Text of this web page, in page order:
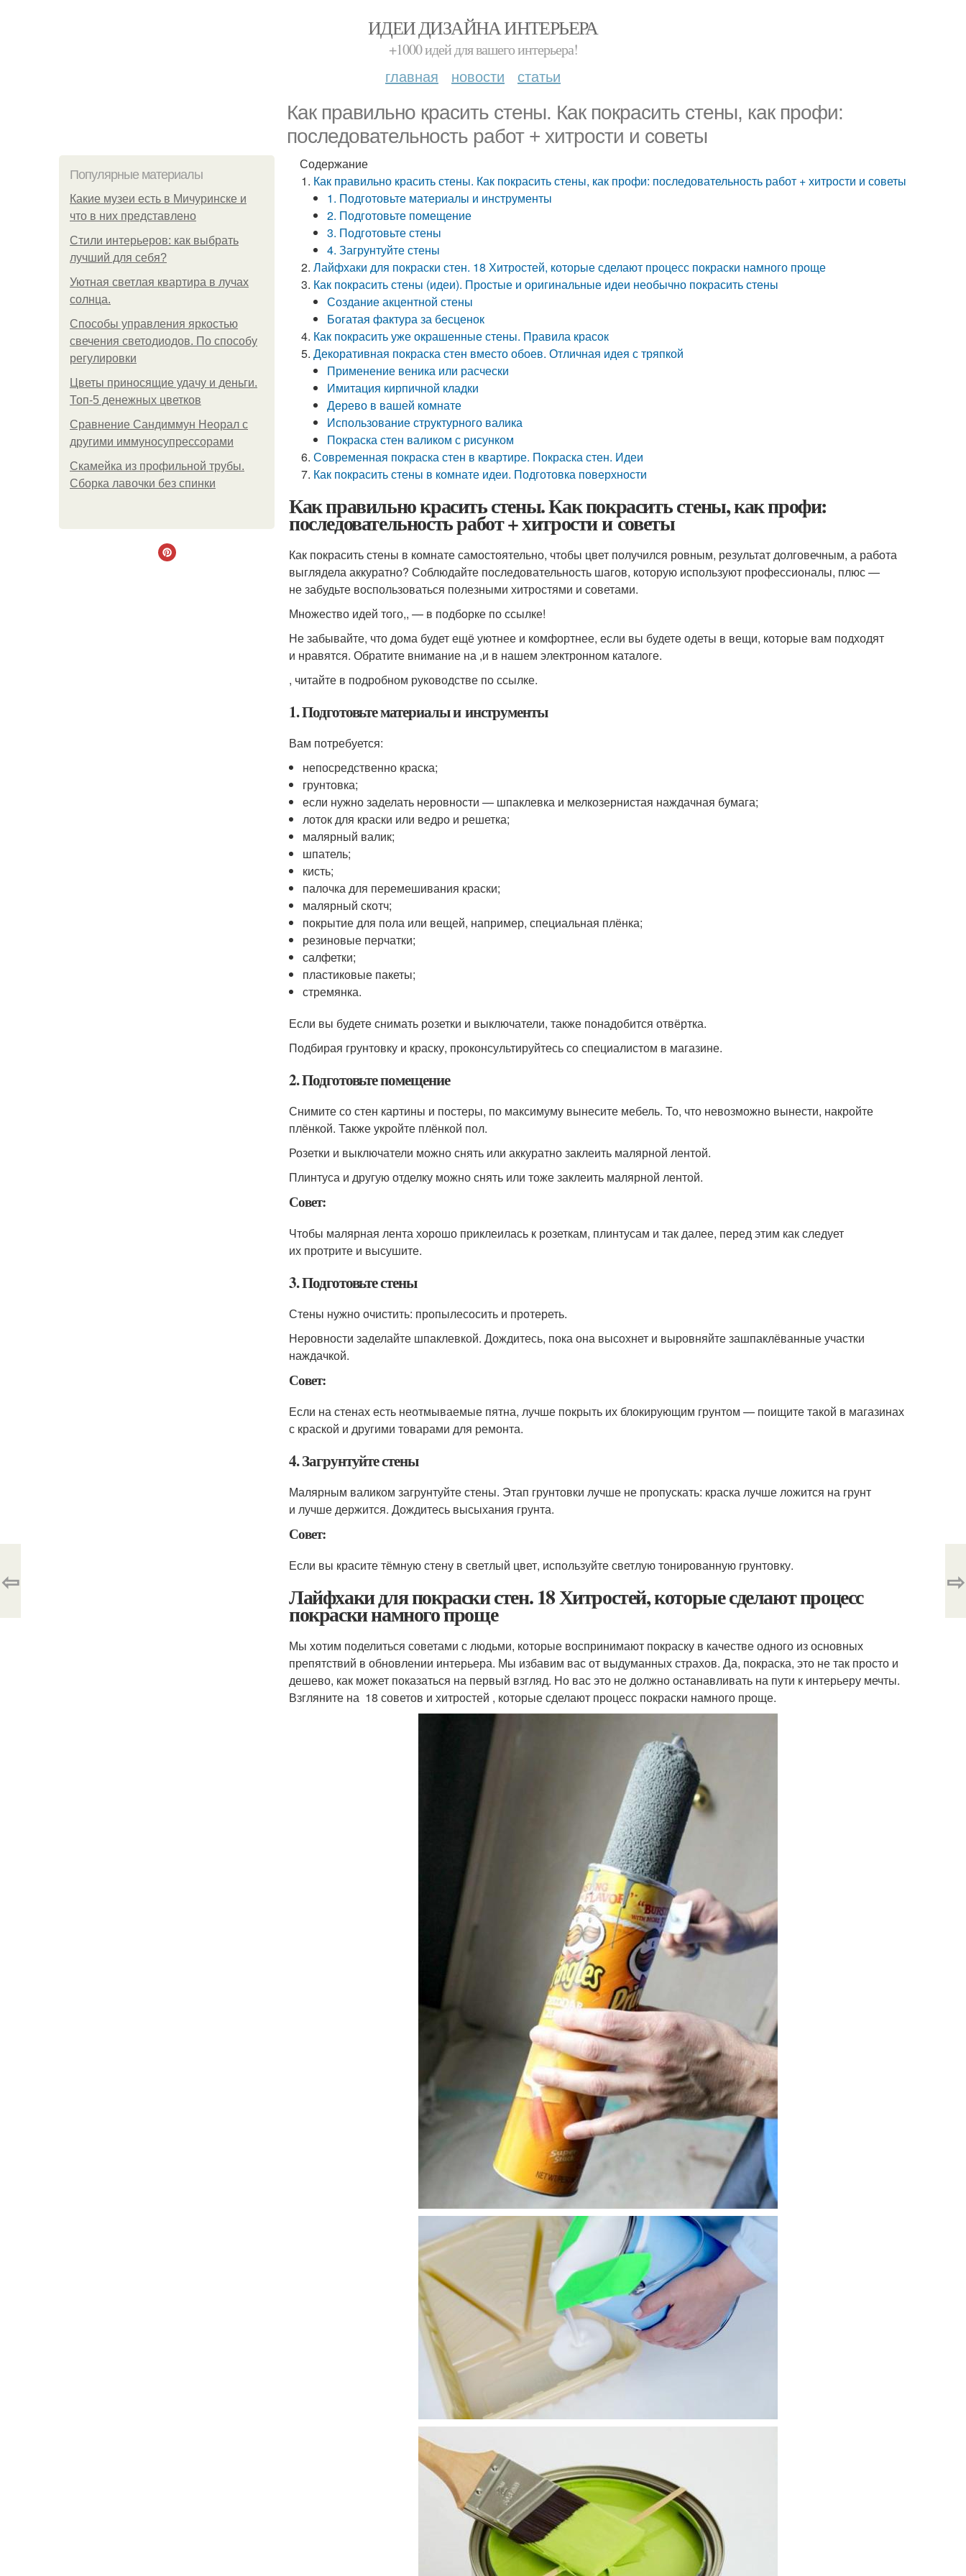
ИДЕИ ДИЗАЙНА ИНТЕРЬЕРА
+1000 идей для вашего интерьера!
главная новости статьи
Как правильно красить стены. Как покрасить стены, как профи:
последовательность работ + хитрости и советы
Популярные материалы
Какие музеи есть в Мичуринске и
что в них представлено
Стили интерьеров: как выбрать
лучший для себя?
Уютная светлая квартира в лучах
солнца.
Способы управления яркостью
свечения светодиодов. По способу
регулировки
Цветы приносящие удачу и деньги.
Топ-5 денежных цветков
Сравнение Сандиммун Неорал с
другими иммуносупрессорами
Скамейка из профильной трубы.
Сборка лавочки без спинки
Содержание
Как правильно красить стены. Как покрасить стены, как профи: последовательность работ + хитрости и советы
1. Подготовьте материалы и инструменты
2. Подготовьте помещение
3. Подготовьте стены
4. Загрунтуйте стены
Лайфхаки для покраски стен. 18 Хитростей, которые сделают процесс покраски намного проще
Как покрасить стены (идеи). Простые и оригинальные идеи необычно покрасить стены
Создание акцентной стены
Богатая фактура за бесценок
Как покрасить уже окрашенные стены. Правила красок
Декоративная покраска стен вместо обоев. Отличная идея с тряпкой
Применение веника или расчески
Имитация кирпичной кладки
Дерево в вашей комнате
Использование структурного валика
Покраска стен валиком с рисунком
Современная покраска стен в квартире. Покраска стен. Идеи
Как покрасить стены в комнате идеи. Подготовка поверхности
Как правильно красить стены. Как покрасить стены, как профи:
последовательность работ + хитрости и советы
Как покрасить стены в комнате самостоятельно, чтобы цвет получился ровным, результат долговечным, а работа
выглядела аккуратно? Соблюдайте последовательность шагов, которую используют профессионалы, плюс —
не забудьте воспользоваться полезными хитростями и советами.
Множество идей того,, — в подборке по ссылке!
Не забывайте, что дома будет ещё уютнее и комфортнее, если вы будете одеты в вещи, которые вам подходят
и нравятся. Обратите внимание на ,и в нашем электронном каталоге.
, читайте в подробном руководстве по ссылке.
1. Подготовьте материалы и инструменты
Вам потребуется:
непосредственно краска;
грунтовка;
если нужно заделать неровности — шпаклевка и мелкозернистая наждачная бумага;
лоток для краски или ведро и решетка;
малярный валик;
шпатель;
кисть;
палочка для перемешивания краски;
малярный скотч;
покрытие для пола или вещей, например, специальная плёнка;
резиновые перчатки;
салфетки;
пластиковые пакеты;
стремянка.
Если вы будете снимать розетки и выключатели, также понадобится отвёртка.
Подбирая грунтовку и краску, проконсультируйтесь со специалистом в магазине.
2. Подготовьте помещение
Снимите со стен картины и постеры, по максимуму вынесите мебель. То, что невозможно вынести, накройте
плёнкой. Также укройте плёнкой пол.
Розетки и выключатели можно снять или аккуратно заклеить малярной лентой.
Плинтуса и другую отделку можно снять или тоже заклеить малярной лентой.
Совет:
Чтобы малярная лента хорошо приклеилась к розеткам, плинтусам и так далее, перед этим как следует
их протрите и высушите.
3. Подготовьте стены
Стены нужно очистить: пропылесосить и протереть.
Неровности заделайте шпаклевкой. Дождитесь, пока она высохнет и выровняйте зашпаклёванные участки
наждачкой.
Совет:
Если на стенах есть неотмываемые пятна, лучше покрыть их блокирующим грунтом — поищите такой в магазинах
с краской и другими товарами для ремонта.
4. Загрунтуйте стены
Малярным валиком загрунтуйте стены. Этап грунтовки лучше не пропускать: краска лучше ложится на грунт
и лучше держится. Дождитесь высыхания грунта.
Совет:
Если вы красите тёмную стену в светлый цвет, используйте светлую тонированную грунтовку.
Лайфхаки для покраски стен. 18 Хитростей, которые сделают процесс
покраски намного проще
Мы хотим поделиться советами с людьми, которые воспринимают покраску в качестве одного из основных
препятствий в обновлении интерьера. Мы избавим вас от выдуманных страхов. Да, покраска, это не так просто и
дешево, как может показаться на первый взгляд. Но вас это не должно останавливать на пути к интерьеру мечты.
Взгляните на 18 советов и хитростей , которые сделают процесс покраски намного проще.
⇦ ⇨